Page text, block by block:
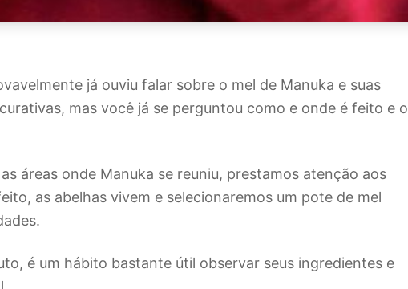
já ouviu falar sobre o mel de Manuka e suas
mas você já se perguntou como e onde é feito e o
áreas onde Manuka se reuniu, prestamos atenção aos
as abelhas vivem e selecionaremos um pote de mel
é um hábito bastante útil observar seus ingredientes e